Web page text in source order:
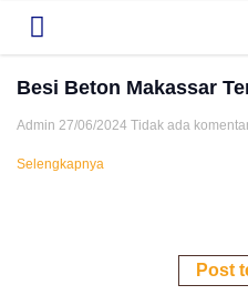
Besi Beton Makassar
Admin 27/06/2024 Tidak ada
Selengkapnya
Post